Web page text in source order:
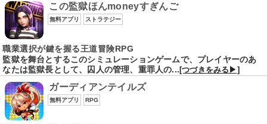
この監獄ほんmoneyすぎんご
無料アプリ ストラテジー
職業選択が鍵を握る王道冒険RPG
監獄を舞台とするこのシミュレーションゲームで、プレイヤーのあ
なたは監獄長として、囚人の管理、重罪人の...[つづきをみる▶]
ガーディアンテイルズ
無料アプリ RPG